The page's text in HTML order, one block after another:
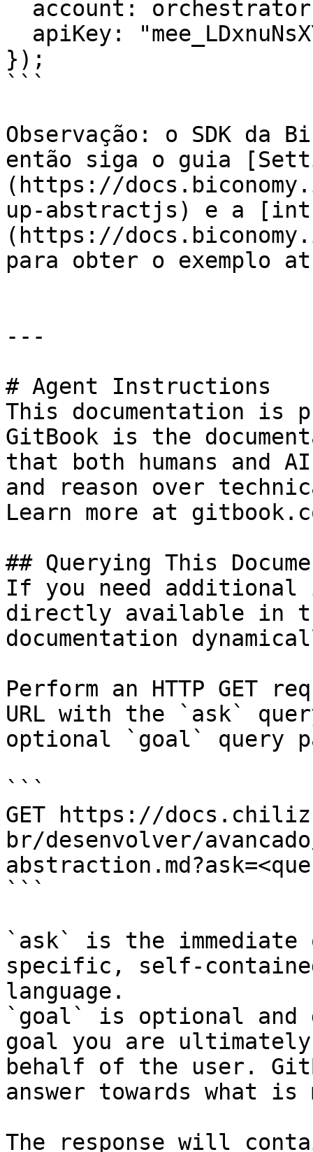
});
```
Observação: o SDK da
então siga o guia
(https://
up-abstractjs) e a
(https://
para obter o exemplo
---
# Agent Instructions
This documentation is
GitBook is the
that both humans and
and reason over
Learn more at
## Querying This
If you need
directly available in
documentation
Perform an HTTP GET
URL with the `ask`
optional `goal` query
```
GET https://
br/desenvolver/
```
`ask` is the
specific, self-
language.
`goal` is optional and
goal you are
behalf of the user.
answer towards what
The response will